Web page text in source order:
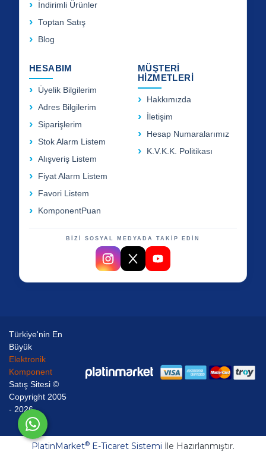
İndirimli Ürünler
Toptan Satış
Blog
HESABIM
Üyelik Bilgilerim
Adres Bilgilerim
Siparişlerim
Stok Alarm Listem
Alışveriş Listem
Fiyat Alarm Listem
Favori Listem
KomponentPuan
MÜŞTERİ
HİZMETLERİ
Hakkımızda
İletişim
Hesap Numaralarımız
K.V.K.K. Politikası
BİZİ SOSYAL MEDYADA TAKİP EDİN
Türkiye'nin En
Büyük
Elektronik
Komponent
Satış Sitesi ©
Copyright 2005
- 2026
PlatinMarket® E-Ticaret Sistemi İle Hazırlanmıştır.